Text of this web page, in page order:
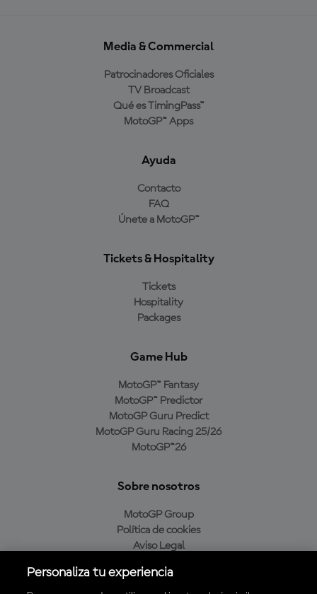
Media & Commercial
Patrocinadores Oficiales
TV Broadcast
Qué es TimingPass™
MotoGP™ Apps
Ayuda
Contacto
FAQ
Únete a MotoGP™
Tickets & Hospitality
Tickets
Hospitality
Packages
Game Hub
MotoGP™ Fantasy
MotoGP™ Predictor
MotoGP Guru Predict
MotoGP Guru Racing 25/26
MotoGP™26
Sobre nosotros
MotoGP Group
Política de cookies
Aviso Legal
Política de compra
Personaliza tu experiencia